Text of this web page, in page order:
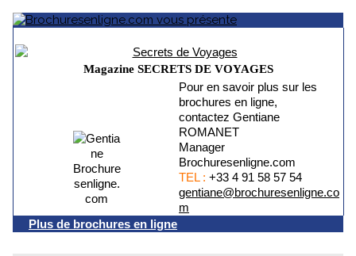
Magazine SECRETS DE VOYAGES
Pour en savoir plus sur les
brochures en ligne,
contactez Gentiane
ROMANET
Manager
Brochuresenligne.com
TEL : +33 4 91 58 57 54
gentiane@brochuresenligne.co
m
Plus de brochures en ligne